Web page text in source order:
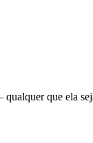
que ela